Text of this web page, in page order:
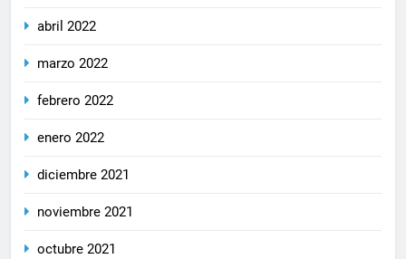
abril 2022
marzo 2022
febrero 2022
enero 2022
diciembre 2021
noviembre 2021
octubre 2021